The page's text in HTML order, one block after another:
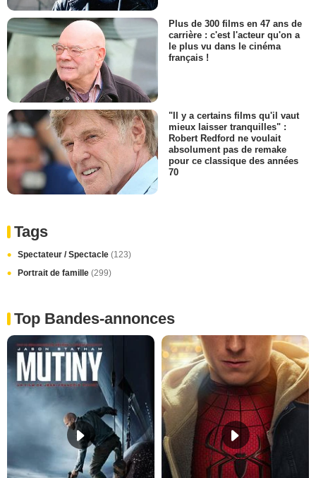
Plus de 300 films en 47 ans de
carrière : c'est l'acteur qu'on a
le plus vu dans le cinéma
français !
"Il y a certains films qu'il vaut
mieux laisser tranquilles" :
Robert Redford ne voulait
absolument pas de remake
pour ce classique des années
70
Tags
Spectateur / Spectacle (123)
Portrait de famille (299)
Top Bandes-annonces